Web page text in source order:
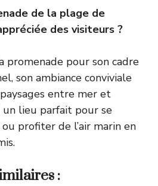
de la plage de
des visiteurs ?
promenade pour son cadre
son ambiance conviviale
entre mer et
un lieu parfait pour se
profiter de l’air marin en
: